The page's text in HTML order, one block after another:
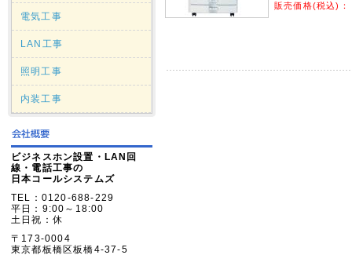
電気工事
LAN工事
照明工事
内装工事
ビジネスホン設置・LAN回
線・電話工事の
日本コールシステムズ
TEL：0120-688-229
平日：9:00～18:00
土日祝：休
〒173-0004
東京都板橋区板橋4-37-5
販売価格(税込)：